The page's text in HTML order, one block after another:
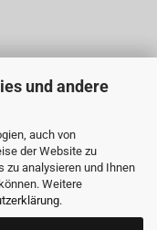
und andere
auch von
der Website zu
zu analysieren und Ihnen
Weitere
.